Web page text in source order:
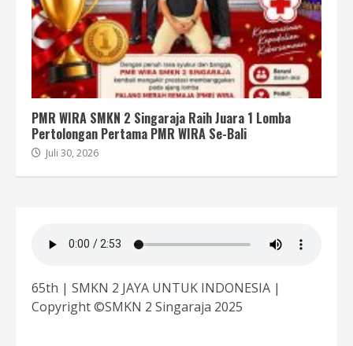
PMR WIRA SMKN 2 Singaraja Raih Juara 1 Lomba
Pertolongan Pertama PMR WIRA Se-Bali
Juli 30, 2026
65th | SMKN 2 JAYA UNTUK INDONESIA |
Copyright ©SMKN 2 Singaraja 2025